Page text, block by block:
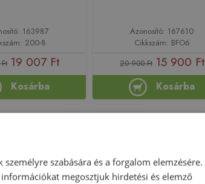
163987
200-8
19 007 Ft
Kosárba
Azonosító: 167610
Cikkszám: BFO6
20 900 Ft 15 900 Ft
Kosárba
szabására és a forgalom elemzésére.
megosztjuk hirdetési és elemző